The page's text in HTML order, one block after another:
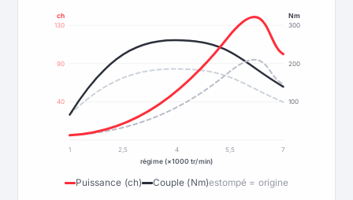
40
90
130
100
200
300
ch Nm
1 2,5 4 5,5
7
régime (×1000 tr/min)
Puissance (ch) Couple (Nm)estompé = origine